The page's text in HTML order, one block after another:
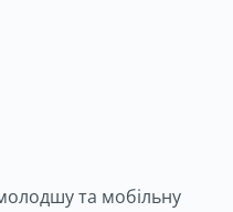
та мобільну